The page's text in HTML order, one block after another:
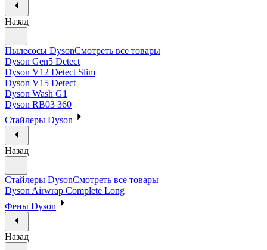
Назад
Пылесосы DysonСмотреть все товары
Dyson Gen5 Detect
Dyson V12 Detect Slim
Dyson V15 Detect
Dyson Wash G1
Dyson RB03 360
Стайлеры Dyson
Назад
Стайлеры DysonСмотреть все товары
Dyson Airwrap Complete Long
Фены Dyson
Назад